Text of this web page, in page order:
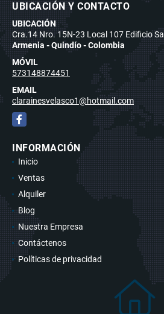
UBICACIÓN Y CONTACTO
UBICACIÓN
Cra.14 Nro. 15N-23 Local 107 Edificio
Armenia - Quindío - Colombia
MÓVIL
573148874451
EMAIL
clarainesvelasco1@hotmail.com
Facebook
INFORMACIÓN
Inicio
Ventas
Alquiler
Blog
Nuestra Empresa
Contáctenos
Políticas de privacidad